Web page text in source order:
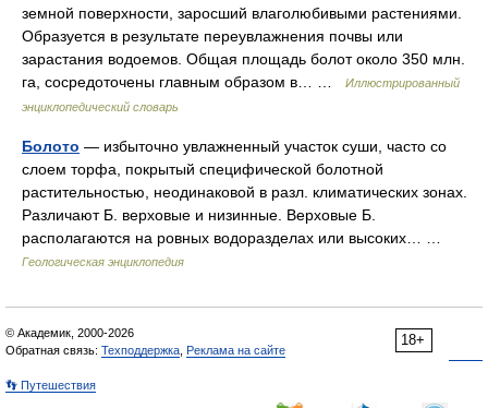
земной поверхности, заросший влаголюбивыми растениями.
Образуется в результате переувлажнения почвы или
зарастания водоемов. Общая площадь болот около 350 млн.
га, сосредоточены главным образом в… …
Иллюстрированный
энциклопедический словарь
Болото — избыточно увлажненный участок суши, часто со
слоем торфа, покрытый специфической болотной
растительностью, неодинаковой в разл. климатических зонах.
Различают Б. верховые и низинные. Верховые Б.
располагаются на ровных водоразделах или высоких… …
Геологическая энциклопедия
18+
© Академик, 2000-2026
Обратная связь: Техподдержка Реклама на сайте
👣 Путешествия